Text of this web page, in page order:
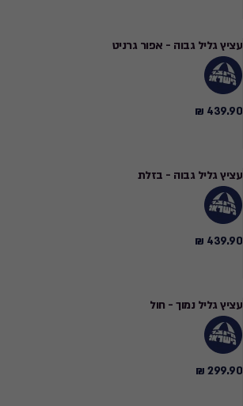
עציץ גליל גבוה - אפור גרניט
439.90
439.90 ₪
עציץ גליל גבוה - בזלת
439.90
439.90 ₪
עציץ גליל נמוך - חול
299.90
299.90 ₪